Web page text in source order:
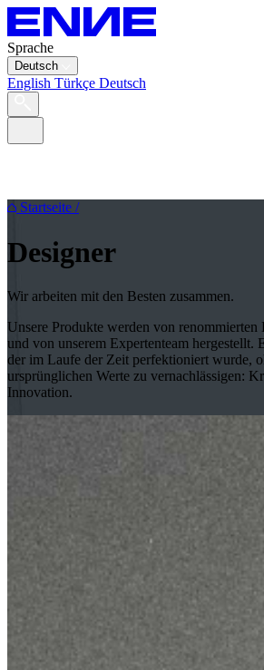
Sprache
Deutsch
English Türkçe Deutsch
Startseite /
Designer
Wir arbeiten mit den Besten zusammen.
Unsere Produkte werden von renommierten
und von unserem Expertenteam hergestellt.
der im Laufe der Zeit perfektioniert wurde,
ursprünglichen Werte zu vernachlässigen:
Innovation.